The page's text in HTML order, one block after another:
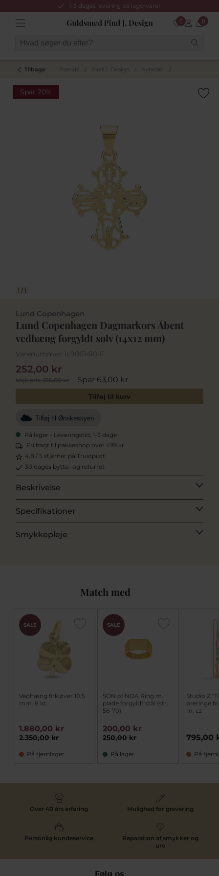
1-3 dages levering på lagervarer
0 0
Tilbage Forside Pind J. Design Nyheder
Spar 20%
1 / 1
Lund Copenhagen
Lund Copenhagen Dagmarkors Åbent
vedhæng forgyldt sølv (14x12 mm)
Varenummer: lc9061410-F
Vejl. pris315,00 kr Spar 63,00 kr
252,00 kr
Tilføj til kurv
Tilføj til Ønskeskyen
På lager - Leveringstid, 1-3 dage
Fri fragt til pakkeshop over 499 kr.
4,8 / 5 stjerner på Trustpilot
30 dages bytte- og returret
Beskrivelse
Specifikationer
Smykkepleje
Match med
SALE
Vedhæng firkløver 10,5
mm. 8 kt.
2.350,00 kr
1.880,00 kr
På fjernlager
SALE
SON of NOA Ring m.
plade forgyldt stål (str.
56-70)
250,00 kr
200,00 kr
På lager
Studio Z
øreringe
m. cz
795,00
På
Over 40 års erfaring Mulighed for gravering
Personlig kundeservice
Reparation af smykker og
ure
Følg os